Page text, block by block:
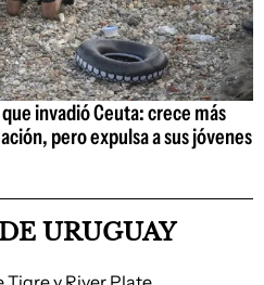
invadió Ceuta: crece más
pero expulsa a sus jóvenes
URUGUAY